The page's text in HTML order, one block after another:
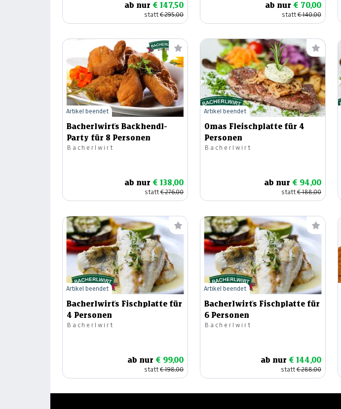
ab nur € 147,50
statt€ 295,00
ab nur € 70,00
statt€ 140,00
Bacherlwirt´s Backhendl-
Party für 8 Personen
Bacherlwirt
ab nur € 138,00
statt€ 276,00
Artikel beendet
Omas Fleischplatte für 4
Personen
Bacherlwirt
ab nur € 94,00
statt€ 188,00
Artikel beendet
Bacherlwirt´s Fischplatte für
4 Personen
Bacherlwirt
ab nur € 99,00
statt€ 198,00
Artikel beendet
Bacherlwirt´s Fischplatte für
6 Personen
Bacherlwirt
ab nur € 144,00
statt€ 288,00
Artikel beendet